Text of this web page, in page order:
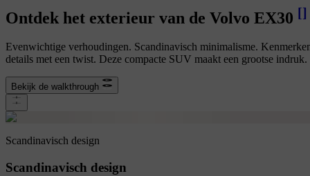
Ontdek het exterieur van de Volvo EX30 []
Evenwichtige verhoudingen. Scandinavisch minimalisme.
details met een twist. Deze compacte SUV maakt een grootse indruk.
Bekijk de walkthrough
Scandinavisch design
Scandinavisch design